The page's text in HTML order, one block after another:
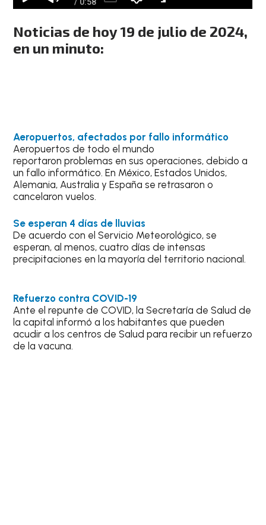
Noticias de hoy 19 de julio de 2024,
en un minuto:
Aeropuertos, afectados por fallo informático
Aeropuertos de todo el mundo
reportaron problemas en sus operaciones, debido a
un fallo informático. En México, Estados Unidos,
Alemania, Australia y España se retrasaron o
cancelaron vuelos.
Se esperan 4 días de lluvias
De acuerdo con el Servicio Meteorológico, se
esperan, al menos, cuatro días de intensas
precipitaciones en la mayoría del territorio nacional.
Refuerzo contra COVID-19
Ante el repunte de COVID, la Secretaría de Salud de
la capital informó a los habitantes que pueden
acudir a los centros de Salud para recibir un refuerzo
de la vacuna.